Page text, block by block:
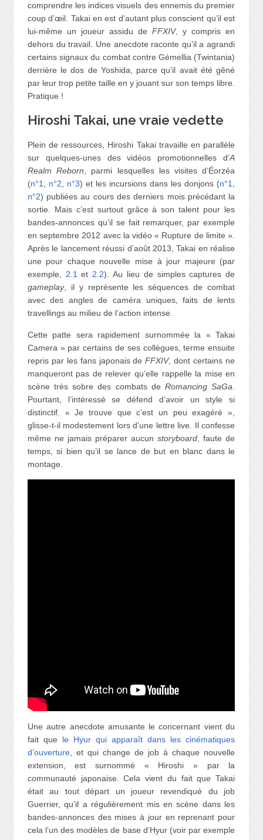
comprendre les indices visuels des ennemis du premier
coup d’œil. Takai en est d’autant plus conscient qu’il est
lui-même un joueur assidu deFFXIV, y compris en
dehors du travail. Une anecdote raconte qu’il a agrandi
certains signaux du combat contre Gémellia (Twintania)
derrière le dos de Yoshida, parce qu’il avait été gêné
par leur trop petite taille en y jouant sur son temps libre.
Pratique !
Hiroshi Takai, une vraie vedette
Plein de ressources, Hiroshi Takai travaille en parallèle
sur quelques-unes des vidéos promotionnelles d’A
Realm Reborn, parmi lesquelles les visites d’Éorzéa
(n°1, n°2, n°3) et les incursions dans les donjons (n°1,
n°2) publiées au cours des derniers mois précédant la
sortie. Mais c’est surtout grâce à son talent pour les
bandes-annonces qu’il se fait remarquer, par exemple
en septembre 2012 avec la vidéo « Rupture de limite ».
Après le lancement réussi d’août 2013, Takai en réalise
une pour chaque nouvelle mise à jour majeure (par
exemple, 2.1et2.2). Au lieu de simples captures de
gameplay, il y représente les séquences de combat
avec des angles de caméra uniques, faits de lents
travellings au milieu de l’action intense.
Cette patte sera rapidement surnommée la « Takai
Camera » par certains de ses collègues, terme ensuite
repris par les fans japonais deFFXIV, dont certains ne
manqueront pas de relever qu’elle rappelle la mise en
scène très sobre des combats de Romancing SaGa.
Pourtant, l’intéressé se défend d’avoir un style si
distinctif. « Je trouve que c’est un peu exagéré »,
glisse-t-il modestement lors d’une lettre live. Il confesse
même ne jamais préparer aucunstoryboard, faute de
temps, si bien qu’il se lance de but en blanc dans le
montage.
Une autre anecdote amusante le concernant vient du
fait que le Hyur qui apparaît dans les cinématiques
d’ouverture, et qui change de job à chaque nouvelle
extension, est surnommé « Hiroshi » par la
communauté japonaise. Cela vient du fait que Takai
était au tout départ un joueur revendiqué du job
Guerrier, qu’il a régulièrement mis en scène dans les
bandes-annonces des mises à jour en reprenant pour
cela l’un des modèles de base d’Hyur (voir par exemple